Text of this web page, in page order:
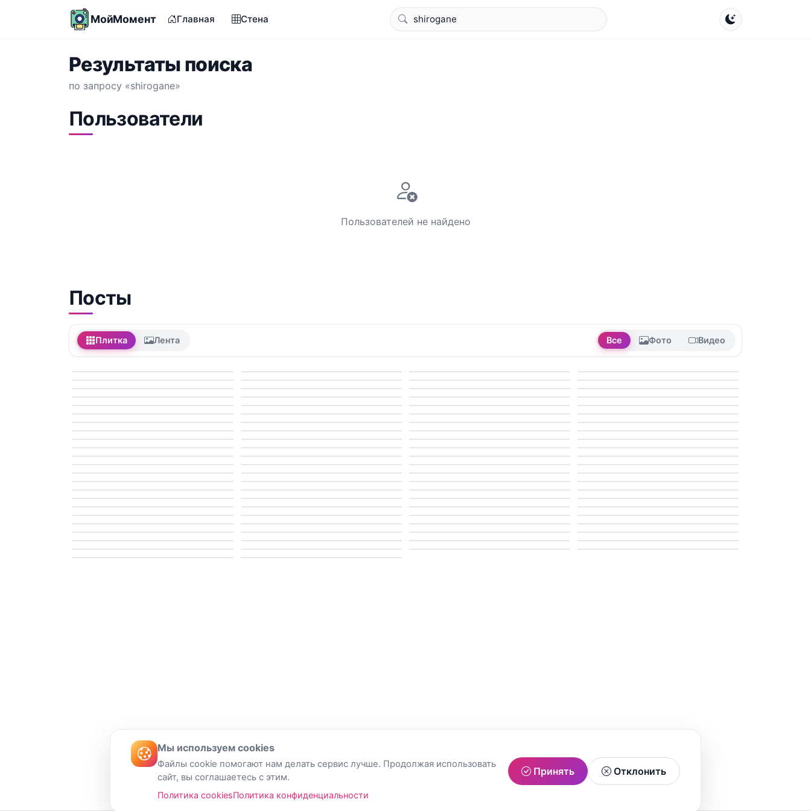
МойМомент Главная Стена
Результаты поиска
по запросу «shirogane»
Пользователи
Пользователей не найдено
Посты
Плитка Лента Все Фото Видео
Мы используем cookies
Файлы cookie помогают нам делать сервис лучше. Продолжая использовать
сайт, вы соглашаетесь с этим.
Политика cookiesПолитика конфиденциальности
Принять Отклонить